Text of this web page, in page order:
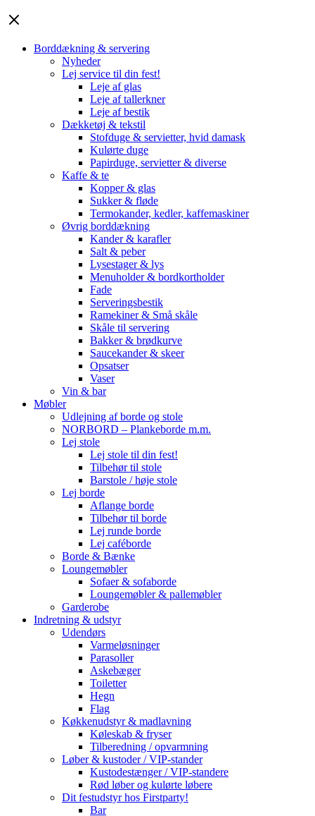
Borddækning & servering
Nyheder
Lej service til din fest!
Leje af glas
Leje af tallerkner
Leje af bestik
Dækketøj & tekstil
Stofduge & servietter, hvid damask
Kulørte duge
Papirduge, servietter & diverse
Kaffe & te
Kopper & glas
Sukker & fløde
Termokander, kedler, kaffemaskiner
Øvrig borddækning
Kander & karafler
Salt & peber
Lysestager & lys
Menuholder & bordkortholder
Fade
Serveringsbestik
Ramekiner & Små skåle
Skåle til servering
Bakker & brødkurve
Saucekander & skeer
Opsatser
Vaser
Vin & bar
Møbler
Udlejning af borde og stole
NORBORD – Plankeborde m.m.
Lej stole
Lej stole til din fest!
Tilbehør til stole
Barstole / høje stole
Lej borde
Aflange borde
Tilbehør til borde
Lej runde borde
Lej caféborde
Borde & Bænke
Loungemøbler
Sofaer & sofaborde
Loungemøbler & pallemøbler
Garderobe
Indretning & udstyr
Udendørs
Varmeløsninger
Parasoller
Askebæger
Toiletter
Hegn
Flag
Køkkenudstyr & madlavning
Køleskab & fryser
Tilberedning / opvarmning
Løber & kustoder / VIP-stander
Kustodestænger / VIP-standere
Rød løber og kulørte løbere
Dit festudstyr hos Firstparty!
Bar